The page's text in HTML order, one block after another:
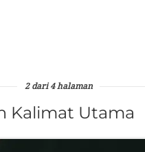
2 dari 4 halaman
Kalimat Utama